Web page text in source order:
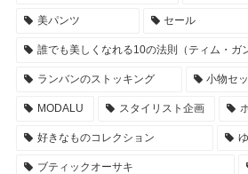
美パンツ セール
誰でも美しくなれる10の法則（ティム・ガ
ランバンのストッキング 小物セ
MODALU スタイリスト企画
好きなものコレクション
ブティックオーサキ